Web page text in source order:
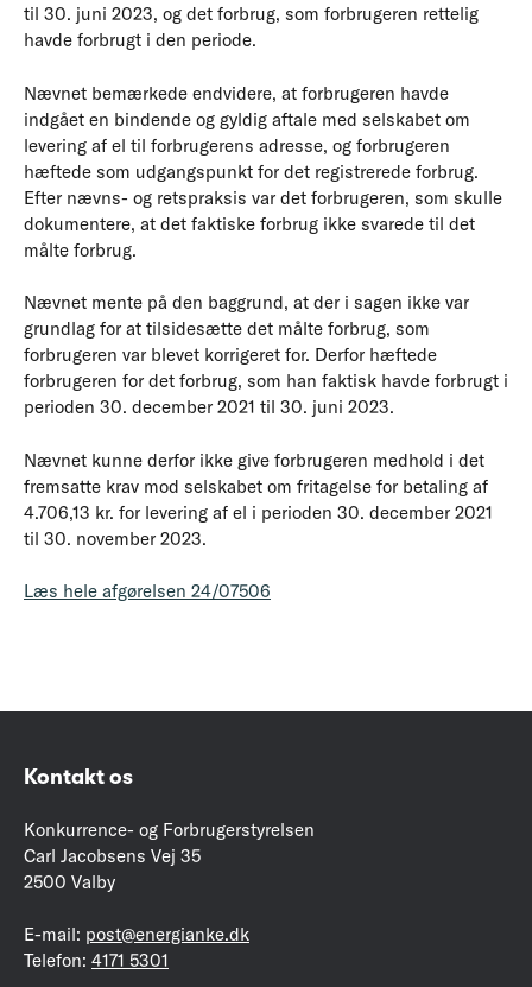
til 30. juni 2023, og det forbrug, som forbrugeren rettelig
havde forbrugt i den periode.
Nævnet bemærkede endvidere, at forbrugeren havde
indgået en bindende og gyldig aftale med selskabet om
levering af el til forbrugerens adresse, og forbrugeren
hæftede som udgangspunkt for det registrerede forbrug.
Efter nævns- og retspraksis var det forbrugeren, som skulle
dokumentere, at det faktiske forbrug ikke svarede til det
målte forbrug.
Nævnet mente på den baggrund, at der i sagen ikke var
grundlag for at tilsidesætte det målte forbrug, som
forbrugeren var blevet korrigeret for. Derfor hæftede
forbrugeren for det forbrug, som han faktisk havde forbrugt i
perioden 30. december 2021 til 30. juni 2023.
Nævnet kunne derfor ikke give forbrugeren medhold i det
fremsatte krav mod selskabet om fritagelse for betaling af
4.706,13 kr. for levering af el i perioden 30. december 2021
til 30. november 2023.
Læs hele afgørelsen 24/07506
Kontakt os
Konkurrence- og Forbrugerstyrelsen
Carl Jacobsens Vej 35
2500 Valby
E-mail: post@energianke.dk
Telefon: 4171 5301